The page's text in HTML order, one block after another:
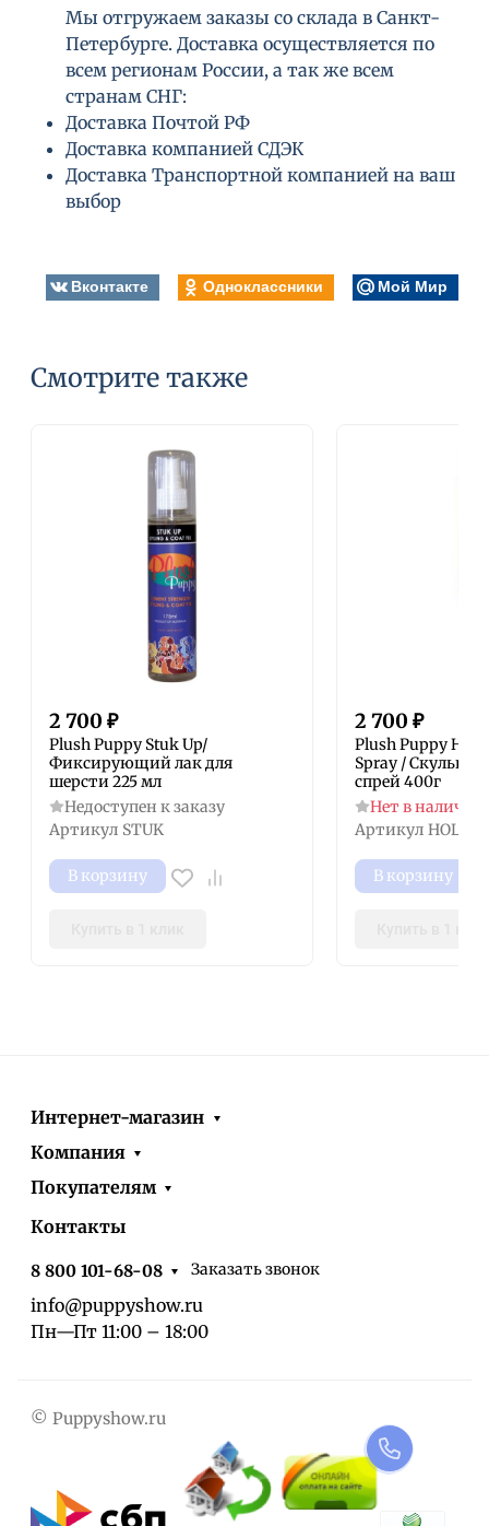
Мы отгружаем заказы со склада в Санкт-
Петербурге. Доставка осуществляется по
всем регионам России, а так же всем
странам СНГ:
Доставка Почтой РФ
Доставка компанией СДЭК
Доставка Транспортной компанией на ваш
выбор
Вконтакте Одноклассники Мой Мир
Смотрите также
2 700 ₽
Plush Puppy Stuk Up/
Фиксирующий лак для
шерсти 225 мл
Недоступен к заказу
Артикул STUK
В корзину
2 700 ₽
Plush Puppy
Spray /
спрей 400г
Нет в наличии
Артикул HOLD
В корзину
Интернет-магазин
Компания
Покупателям
Контакты
8 800 101-68-08 Заказать звонок
info@puppyshow.ru
Пн—Пт 11:00 – 18:00
© Puppyshow.ru